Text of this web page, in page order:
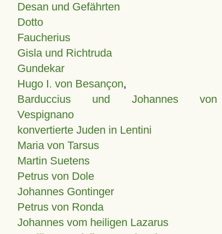
Desan und Gefährten
Dotto
Faucherius
Gisla und Richtruda
Gundekar
Hugo I. von Besançon,
Barduccius und Johannes von
Vespignano
konvertierte Juden in Lentini
Maria von Tarsus
Martin Suetens
Petrus von Dole
Johannes Gontinger
Petrus von Ronda
Johannes vom heiligen Lazarus